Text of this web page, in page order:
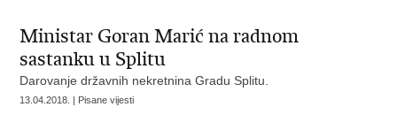
Ministar Goran Marić na radnom
sastanku u Splitu
Darovanje državnih nekretnina Gradu Splitu.
13.04.2018. | Pisane vijesti